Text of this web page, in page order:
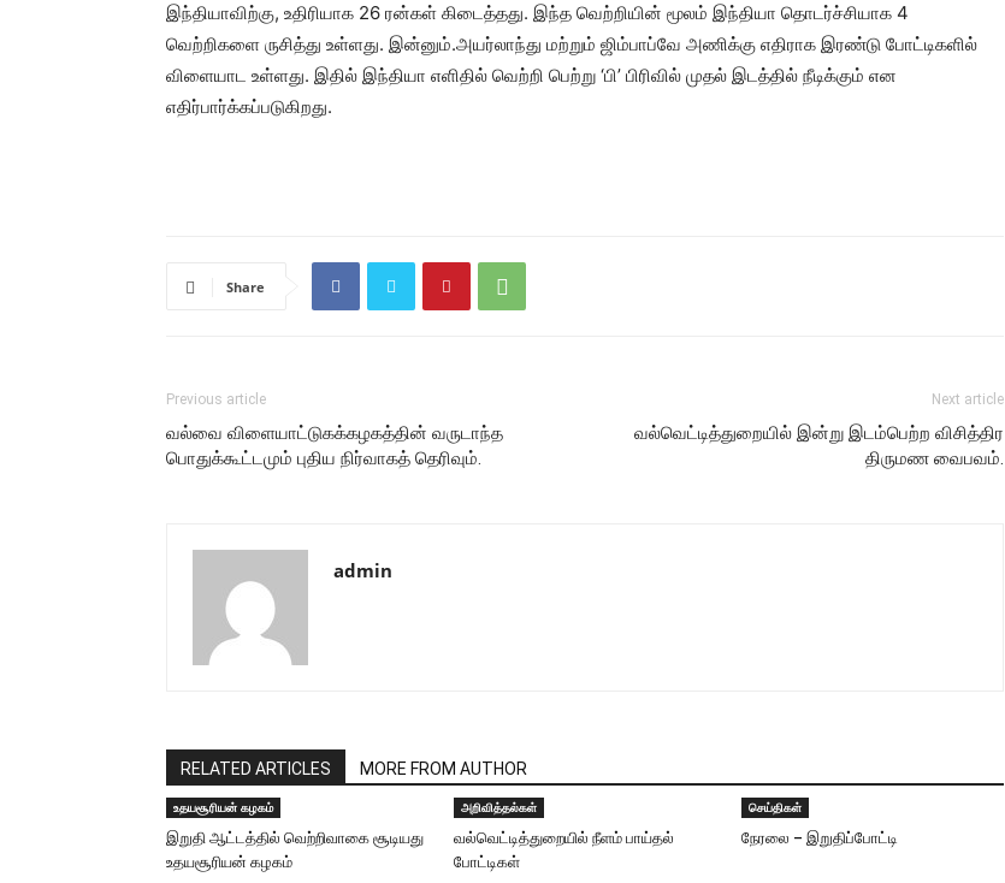
இந்தியாவிற்கு, உதிரியாக 26 ரன்கள் கிடைத்தது. இந்த வெற்றியின் மூலம் இந்தியா தொடர்ச்சியாக 4
வெற்றிகளை ருசித்து உள்ளது. இன்னும்.அயர்லாந்து மற்றும் ஜிம்பாப்வே அணிக்கு எதிராக இரண்டு போட்டிகளில்
விளையாட உள்ளது. இதில் இந்தியா எளிதில் வெற்றி பெற்று ‘பி’ பிரிவில் முதல் இடத்தில் நீடிக்கும் என
எதிர்பார்க்கப்படுகிறது.
Share
Previous article
வல்வை விளையாட்டுகக்கழகத்தின் வருடாந்த
பொதுக்கூட்டமும் புதிய நிர்வாகத் தெரிவும்.
Next article
வல்வெட்டித்துறையில் இன்று இடம்பெற்ற விசித்திர
திருமண வைபவம்.
admin
RELATED ARTICLES MORE FROM AUTHOR
உதயசூரியன் கழகம்
இறுதி ஆட்டத்தில் வெற்றிவாகை சூடியது
உதயசூரியன் கழகம்
அறிவித்தல்கள்
வல்வெட்டித்துறையில் நீளம் பாய்தல்
போட்டிகள்
செய்திகள்
நேரலை – இறுதிப்போட்டி